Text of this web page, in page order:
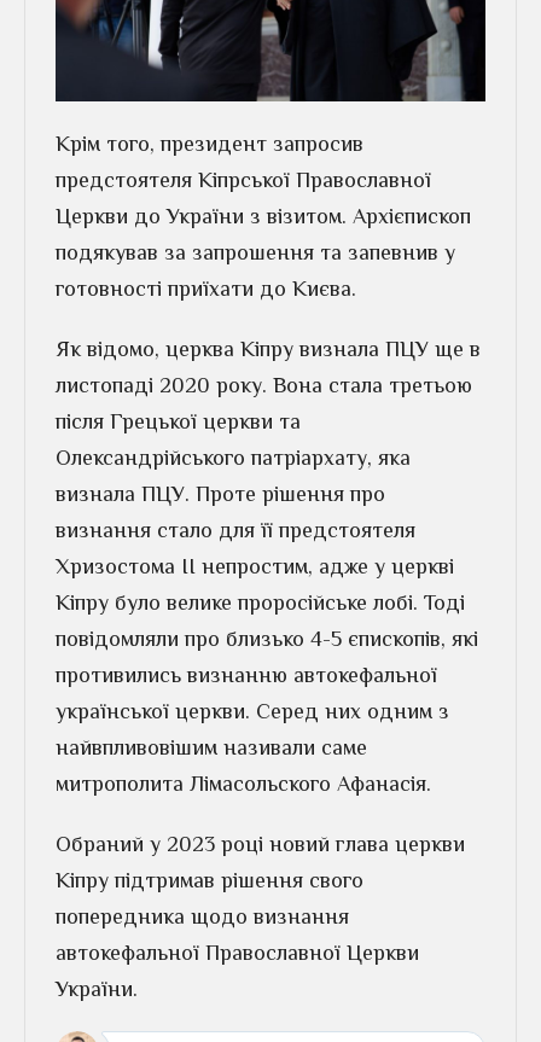
Крім того, президент запросив
предстоятеля Кіпрської Православної
Церкви до України з візитом. Архієпископ
подякував за запрошення та запевнив у
готовності приїхати до Києва.
Як відомо, церква Кіпру визнала ПЦУ ще в
листопаді 2020 року. Вона стала третьою
після Грецької церкви та
Олександрійського патріархату, яка
визнала ПЦУ. Проте рішення про
визнання стало для її предстоятеля
Хризостома ІІ непростим, адже у церкві
Кіпру було велике проросійське лобі. Тоді
повідомляли про близько 4-5 єпископів, які
противились визнанню автокефальної
української церкви. Серед них одним з
найвпливовішим називали саме
митрополита Лімасольского Афанасія.
Обраний у 2023 році новий глава церкви
Кіпру підтримав рішення свого
попередника щодо визнання
автокефальної Православної Церкви
України.